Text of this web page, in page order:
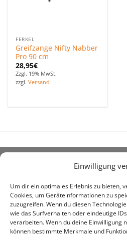
Einwilligung
Um dir ein optimales Erlebnis zu bieten,
Cookies, um Geräteinformationen zu
zuzugreifen. Wenn du diesen
wie das Surfverhalten oder eindeutige
verarbeiten. Wenn du deine Einwilligung
können bestimmte Merkmale und
FERKEL
Greifzange Nifty Nabber
Pro 90 cm
28,95€
Zzgl. 19% MwSt.
zzgl.Versand